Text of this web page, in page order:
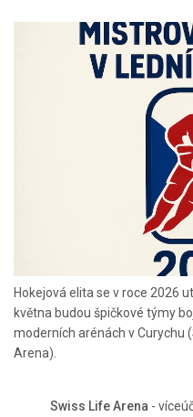
Hokejová elita se v roce 2026
května budou špičkové týmy
moderních arénách v Curychu
Arena).
Swiss Life Arena -